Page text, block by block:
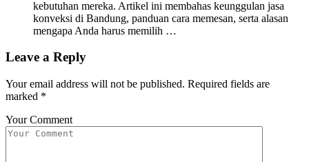
kebutuhan mereka. Artikel ini membahas keunggulan jasa
konveksi di Bandung, panduan cara memesan, serta alasan
mengapa Anda harus memilih …
Leave a Reply
Your email address will not be published. Required fields are
marked *
Your Comment